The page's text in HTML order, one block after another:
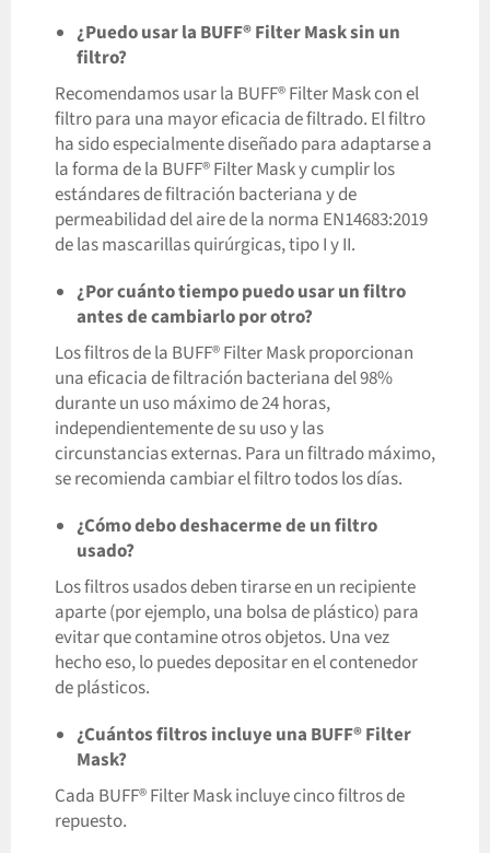
¿Puedo usar la BUFF® Filter Mask sin un
filtro?
Recomendamos usar la BUFF® Filter Mask con el
filtro para una mayor eficacia de filtrado. El filtro
ha sido especialmente diseñado para adaptarse a
la forma de la BUFF® Filter Mask y cumplir los
estándares de filtración bacteriana y de
permeabilidad del aire de la norma EN14683:2019
de las mascarillas quirúrgicas, tipo I y II.
¿Por cuánto tiempo puedo usar un filtro
antes de cambiarlo por otro?
Los filtros de la BUFF® Filter Mask proporcionan
una eficacia de filtración bacteriana del 98%
durante un uso máximo de 24 horas,
independientemente de su uso y las
circunstancias externas. Para un filtrado máximo,
se recomienda cambiar el filtro todos los días.
¿Cómo debo deshacerme de un filtro
usado?
Los filtros usados deben tirarse en un recipiente
aparte (por ejemplo, una bolsa de plástico) para
evitar que contamine otros objetos. Una vez
hecho eso, lo puedes depositar en el contenedor
de plásticos.
¿Cuántos filtros incluye una BUFF® Filter
Mask?
Cada BUFF® Filter Mask incluye cinco filtros de
repuesto.